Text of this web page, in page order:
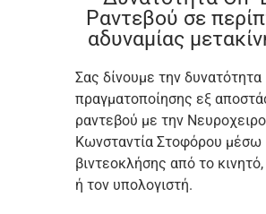
Ραντεβού σε
αδυναμίας
Σας δίνουμε την δυνατότητα
πραγματοποίησης εξ
ραντεβού με την
Κωνσταντία Στοφόρου μέσω
βιντεοκλήσης από το
ή τον υπολογιστή.